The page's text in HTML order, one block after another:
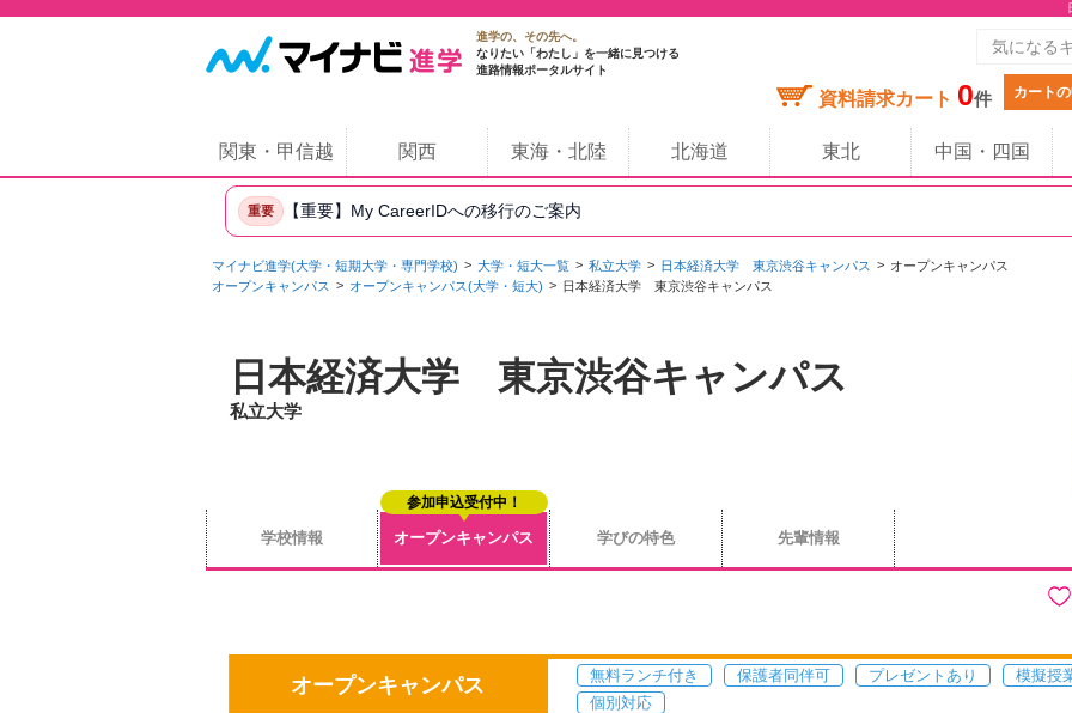
進学の、その先へ。
なりたい「わたし」を一緒に見つける
進路情報ポータルサイト
資料請求カート 0件 カート
関東・甲信越 関西 東海・北陸 北海道 東北 中国・四国
重要 【重要】My CareerIDへの移行のご案内
マイナビ進学(大学・短期大学・専門学校) 大学・短大一覧 私立大学 日本経済大学 東京渋谷キャンパス
オープンキャンパス
オープンキャンパス
オープンキャンパス(大学・短大) 日本経済大学 東京渋谷キャンパス
日本経済大学 東京渋谷キャンパス
私立大学
学校情報 オープンキャンパス
参加申込受付中！
学びの特色 先輩情報
オープンキャンパス 無料ランチ付き 保護者同伴可 プレゼントあり 模擬授
個別対応